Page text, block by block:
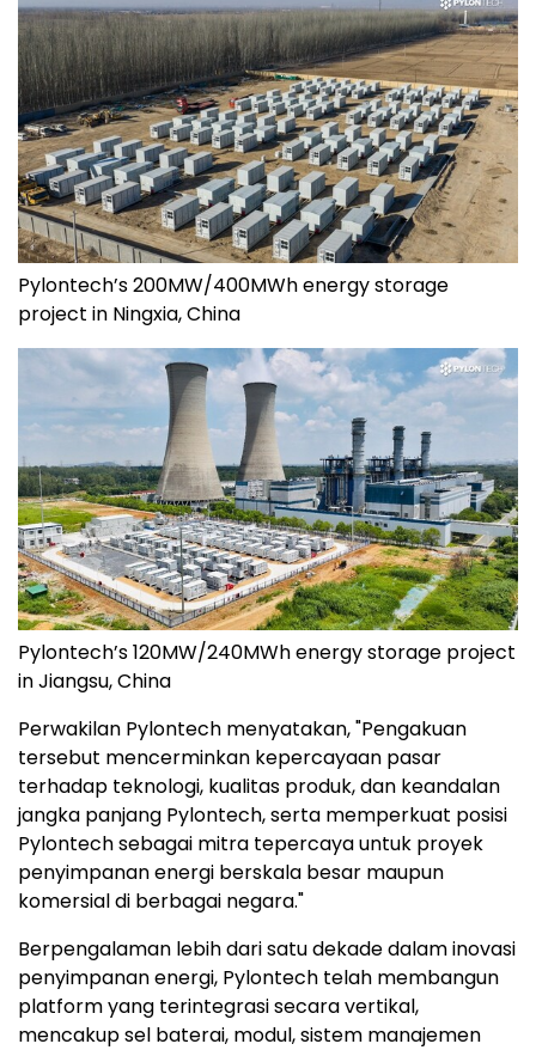
Pylontech’s 200MW/400MWh energy storage
project in Ningxia, China
Pylontech’s 120MW/240MWh energy storage project
in Jiangsu, China
Perwakilan Pylontech menyatakan, "Pengakuan
tersebut mencerminkan kepercayaan pasar
terhadap teknologi, kualitas produk, dan keandalan
jangka panjang Pylontech, serta memperkuat posisi
Pylontech sebagai mitra tepercaya untuk proyek
penyimpanan energi berskala besar maupun
komersial di berbagai negara."
Berpengalaman lebih dari satu dekade dalam inovasi
penyimpanan energi, Pylontech telah membangun
platform yang terintegrasi secara vertikal,
mencakup sel baterai, modul, sistem manajemen